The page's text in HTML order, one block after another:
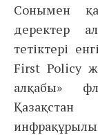
Сонымен
деректер
тетіктері
First Policy
алқабы»